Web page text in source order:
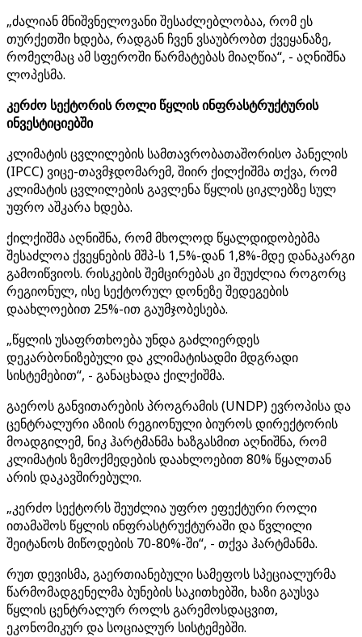
„ძალიან მნიშვნელოვანი შესაძლებლობაა, რომ ეს
თურქეთში ხდება, რადგან ჩვენ ვსაუბრობთ ქვეყანაზე,
რომელმაც ამ სფეროში წარმატებას მიაღწია“, - აღნიშნა
ლოპესმა.
კერძო სექტორის როლი წყლის ინფრასტრუქტურის
ინვესტიციებში
კლიმატის ცვლილების სამთავრობათაშორისო პანელის
(IPCC) ვიცე-თავმჯდომარემ, შიირ ქილქიშმა თქვა, რომ
კლიმატის ცვლილების გავლენა წყლის ციკლებზე სულ
უფრო აშკარა ხდება.
ქილქიშმა აღნიშნა, რომ მხოლოდ წყალდიდობებმა
შესაძლოა ქვეყნების მშპ-ს 1,5%-დან 1,8%-მდე დანაკარგი
გამოიწვიოს. რისკების შემცირებას კი შეუძლია როგორც
რეგიონულ, ისე სექტორულ დონეზე შედეგების
დაახლოებით 25%-ით გაუმჯობესება.
„წყლის უსაფრთხოება უნდა გაძლიერდეს
დეკარბონიზებული და კლიმატისადმი მდგრადი
სისტემებით“, - განაცხადა ქილქიშმა.
გაეროს განვითარების პროგრამის (UNDP) ევროპისა და
ცენტრალური აზიის რეგიონული ბიუროს დირექტორის
მოადგილემ, ნიკ ჰარტმანმა ხაზგასმით აღნიშნა, რომ
კლიმატის ზემოქმედების დაახლოებით 80% წყალთან
არის დაკავშირებული.
„კერძო სექტორს შეუძლია უფრო ეფექტური როლი
ითამაშოს წყლის ინფრასტრუქტურაში და წვლილი
შეიტანოს მიწოდების 70-80%-ში“, - თქვა ჰარტმანმა.
რუთ დევისმა, გაერთიანებული სამეფოს სპეციალურმა
წარმომადგენელმა ბუნების საკითხებში, ხაზი გაუსვა
წყლის ცენტრალურ როლს გარემოსდაცვით,
ეკონომიკურ და სოციალურ სისტემებში.